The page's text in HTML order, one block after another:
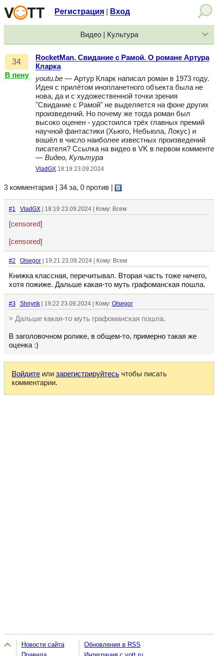
Регистрация Вход
Видео | Культура
34
В пену
RocketMan. Свидание с Рамой. О романе Артура
Кларка
youtu.be — Артур Кларк написал роман в 1973 году.
Идея с прилётом инопланетного объекта была не
нова, да и с художественной точки зрения
"Свидание с Рамой" не выделяется на фоне других
произведений. Но почему же тогда роман был
высоко оценен - удостоился трёх главных премий
научной фантастики (Хьюго, Небьюла, Локус) и
вошёл в число наиболее известных произведений
писателя? Ссылка на видео в VK в первом комменте
— Видео, Культура
VladGX 18:19 23.09.2024
3 комментария | 34 за, 0 против
#1 VladGX | 18:19 23.09.2024 | Кому: Всем
[censored]
[censored]
#2 Olsegor | 19:21 23.09.2024 | Кому: Всем
Книжка классная, перечитывал. Вторая часть тоже ничего,
хотя пожиже. Дальше какая-то муть графоманская пошла.
#3 Shnyrik | 19:22 23.09.2024 | Кому: Olsegor
> Дальше какая-то муть графоманская пошла.
В заголовочном ролике, в общем-то, примерно такая же
оценка :)
Войдите или зарегистрируйтесь чтобы писать
комментарии.
Новости сайта
Обновления в RSS